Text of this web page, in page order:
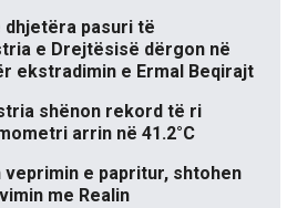
dhjetëra pasuri të
e Drejtësisë dërgon në
ekstradimin e Ermal Beqirajt
shënon rekord të ri
arrin në 41.2°C
e papritur, shtohen
me Realin